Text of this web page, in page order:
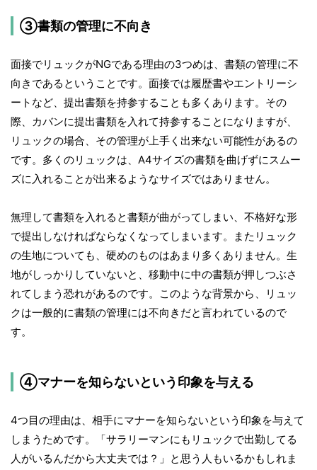
③書類の管理に不向き
面接でリュックがNGである理由の3つめは、書類の管理に不
向きであるということです。面接では履歴書やエントリーシ
ートなど、提出書類を持参することも多くあります。その
際、カバンに提出書類を入れて持参することになりますが、
リュックの場合、その管理が上手く出来ない可能性があるの
です。多くのリュックは、A4サイズの書類を曲げずにスムー
ズに入れることが出来るようなサイズではありません。
無理して書類を入れると書類が曲がってしまい、不格好な形
で提出しなければならなくなってしまいます。またリュック
の生地についても、硬めのものはあまり多くありません。生
地がしっかりしていないと、移動中に中の書類が押しつぶさ
れてしまう恐れがあるのです。このような背景から、リュッ
クは一般的に書類の管理には不向きだと言われているので
す。
④マナーを知らないという印象を与える
4つ目の理由は、相手にマナーを知らないという印象を与えて
しまうためです。「サラリーマンにもリュックで出勤してる
人がいるんだから大丈夫では？」と思う人もいるかもしれま